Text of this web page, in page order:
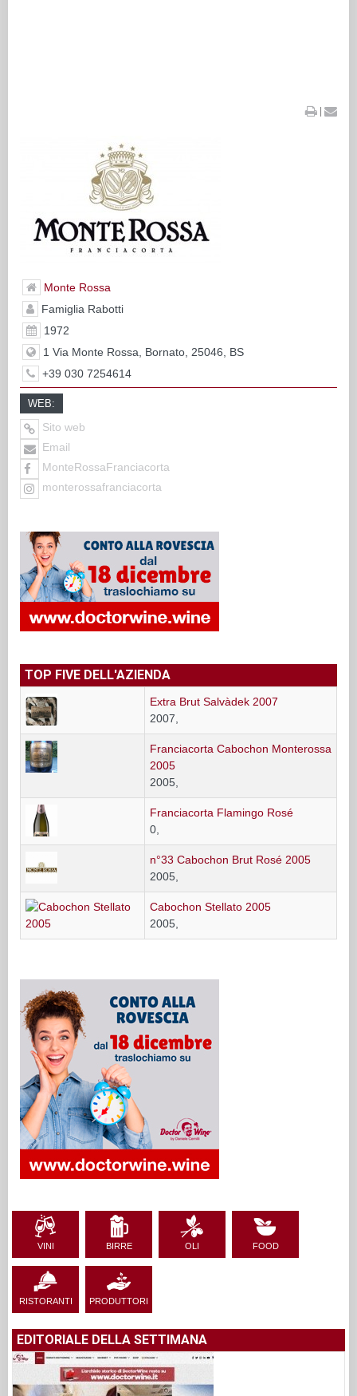
|
Monte Rossa
Famiglia Rabotti
1972
1 Via Monte Rossa, Bornato, 25046, BS
+39 030 7254614
WEB:
Sito web
Email
MonteRossaFranciacorta
monterossafranciacorta
TOP FIVE DELL'AZIENDA
Extra Brut Salvàdek 2007
2007,
Franciacorta Cabochon Monterossa
2005
2005,
Franciacorta Flamingo Rosé
0,
n°33 Cabochon Brut Rosé 2005
2005,
Cabochon Stellato 2005
2005,
VINI BIRRE OLI FOOD
RISTORANTI PRODUTTORI
EDITORIALE DELLA SETTIMANA